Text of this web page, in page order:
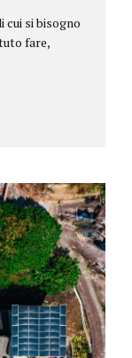
cui si bisogno
fare,